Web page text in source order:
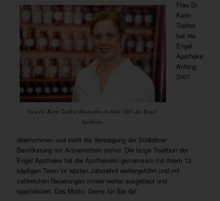
Frau Dr. Karin Tophof übernahm im Jahr 2007 die Engel-
Apotheke.
Frau Dr.
Karin
Tophof
hat die
Engel
Apotheke
Anfang
2007
übernommen und stellt die Versorgung der Südlohner
Bevölkerung mit Arzneimitteln sicher. Die lange Tradition der
Engel Apotheke hat die Apothekerin gemeinsam mit ihrem 12-
köpfigen Team im letzten Jahrzehnt weitergeführt und mit
zahlreichen Neuerungen immer weiter ausgebaut und
spezialisiert. Das Motto: Gerne für Sie da!